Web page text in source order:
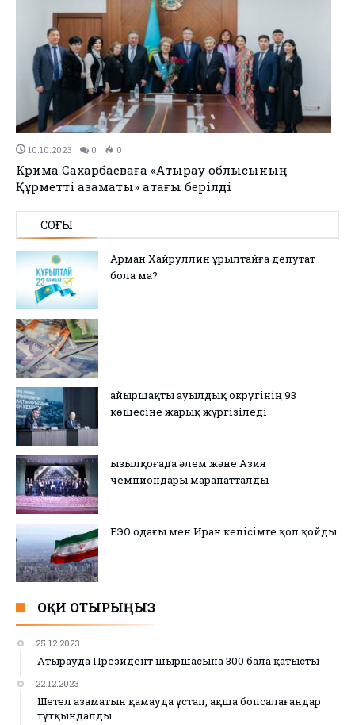
10.10.2023 0 0
Кәрима Сахарбаеваға «Атырау облысының
Құрметті азаматы» атағы берілді
СОҢҒЫ
Арман Хайруллин Құрылтайға депутат
бола ма?
Қайыршақты ауылдық округінің 93
көшесіне жарық жүргізіледі
Қызылқоғада әлем және Азия
чемпиондары марапатталды
ЕЭО одағы мен Иран келісімге қол қойды
ОҚИ ОТЫРЫҢЫЗ
25.12.2023
Атырауда Президент шыршасына 300 бала қатысты
22.12.2023
Шетел азаматын қамауда ұстап, ақша бопсалағандар
тұтқындалды